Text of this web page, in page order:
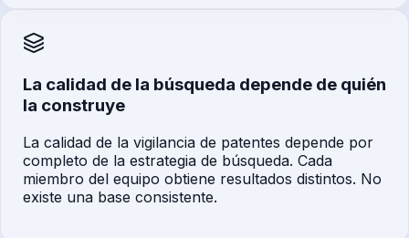
La calidad de la búsqueda depende de quién
la construye
La calidad de la vigilancia de patentes depende por
completo de la estrategia de búsqueda. Cada
miembro del equipo obtiene resultados distintos. No
existe una base consistente.